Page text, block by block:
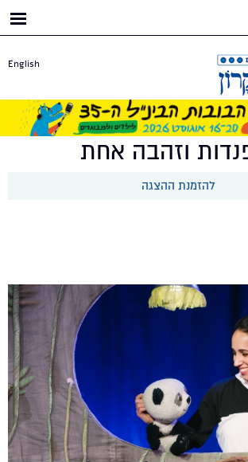
English
וזהבה אחת
להזמנת ההצגה